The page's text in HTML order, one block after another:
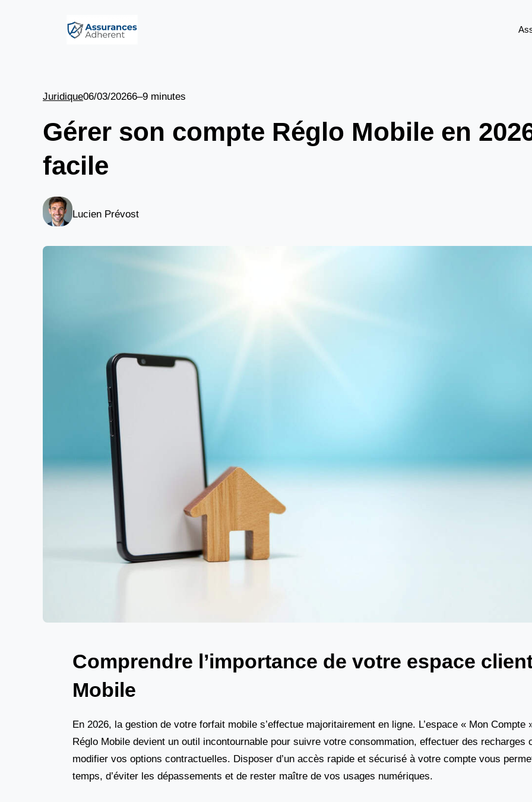
Juridique06/03/20266–9 minutes
Gérer son compte Réglo Mobile en
facile
Lucien Prévost
Comprendre l’importance de votre espace
Mobile
En 2026, la gestion de votre forfait mobile s’effectue majoritairement en ligne. L’espace « Mon Compte
Réglo Mobile devient un outil incontournable pour suivre votre consommation, effectuer des recharges
modifier vos options contractuelles. Disposer d’un accès rapide et sécurisé à votre compte vous
temps, d’éviter les dépassements et de rester maître de vos usages numériques.